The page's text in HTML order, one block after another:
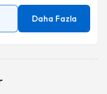
Daha Fazla